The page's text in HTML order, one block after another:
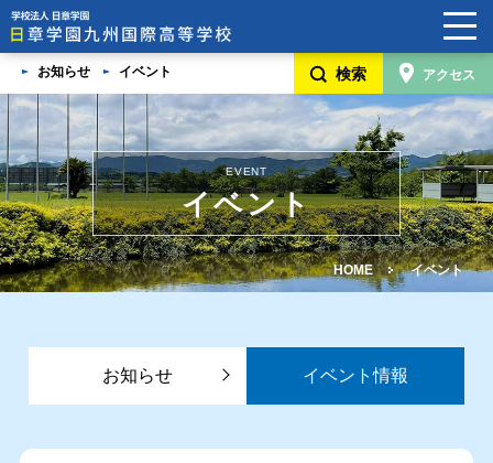
お知らせ イベント 検索 アクセス
EVENT
イベント
HOME イベント
お知らせ イベント情報
HOME
学校案内
日章学園グループ
5つの魅力
卒業生・在校生・保護者/卒業生の家族の声
学校見学説明会・入学生徒募集要項・奨学金制度
よくあるご質問
進路変更希望の方へ